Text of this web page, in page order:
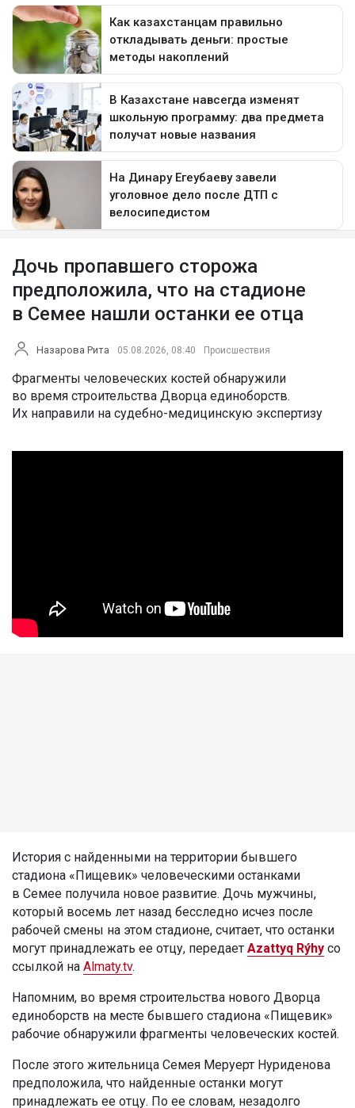
Дочь пропавшего сторожа
предположила, что на стадионе
в Семее нашли останки ее отца
Назарова Рита 05.08.2026, 08:40 Происшествия
Фрагменты человеческих костей обнаружили
во время строительства Дворца единоборств.
Их направили на судебно-медицинскую экспертизу
История с найденными на территории бывшего
стадиона «Пищевик» человеческими останками
в Семее получила новое развитие. Дочь мужчины,
который восемь лет назад бесследно исчез после
рабочей смены на этом стадионе, считает, что останки
могут принадлежать ее отцу, передает Azattyq Rýhy со
ссылкой на Almaty.tv.
Напомним, во время строительства нового Дворца
единоборств на месте бывшего стадиона «Пищевик»
рабочие обнаружили фрагменты человеческих костей.
После этого жительница Семея Меруерт Нуриденова
предположила, что найденные останки могут
принадлежать ее отцу. По ее словам, незадолго